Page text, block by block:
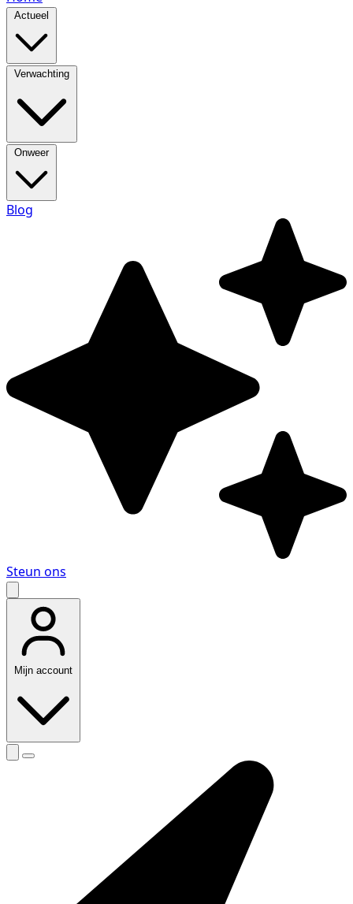
Actueel
Verwachting
Onweer
Blog
Steun ons
Mijn account